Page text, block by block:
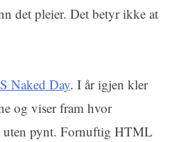
det pleier. Det betyr ikke at
Naked Day. I år igjen kler
og viser fram hvor
uten pynt.Fornuftig HTML